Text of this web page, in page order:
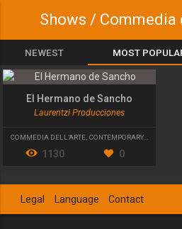
Shows / Commedia
NEWEST MOST
El Hermano de Sancho
Laurentzi Producciones
COMMEDIA DELL’ARTE CONTEMPORARY THEATRE
1130 0
Legal Language Contact